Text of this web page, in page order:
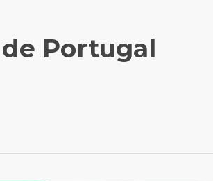
de Portugal